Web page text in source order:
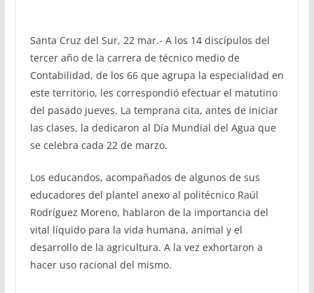
Santa Cruz del Sur, 22 mar.- A los 14 discípulos del
tercer año de la carrera de técnico medio de
Contabilidad, de los 66 que agrupa la especialidad en
este territorio, les correspondió efectuar el matutino
del pasado jueves. La temprana cita, antes de iniciar
las clases, la dedicaron al Día Mundial del Agua que
se celebra cada 22 de marzo.
Los educandos, acompañados de algunos de sus
educadores del plantel anexo al politécnico Raúl
Rodríguez Moreno, hablaron de la importancia del
vital líquido para la vida humana, animal y el
desarrollo de la agricultura. A la vez exhortaron a
hacer uso racional del mismo.